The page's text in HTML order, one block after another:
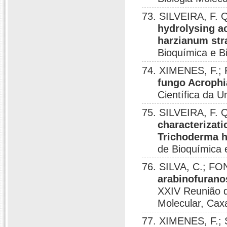
73. SILVEIRA, F.
hydrolysing
harzianum
Bioquímica e
74. XIMENES,
fungo
Científica da
75. SILVEIRA, F.
Trichoderma
de Bioquímica
76. SILVA, C.;
XXIV Reunião
Molecular,
77. XIMENES, F.;